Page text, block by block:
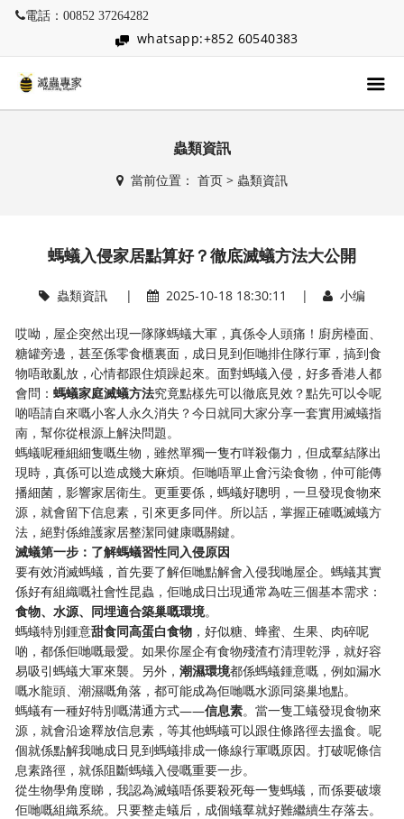
電話：00852 37264282
whatsapp:+852 60540383
蟲類資訊
當前位置： 首页> 蟲類資訊
螞蟻入侵家居點算好？徹底滅蟻方法大公開
蟲類資訊| 2025-10-18 18:30:11 | 小编
哎呦，屋企突然出現一隊隊螞蟻大軍，真係令人頭痛！廚房檯面、
糖罐旁邊，甚至係零食櫃裏面，成日見到佢哋排住隊行軍，搞到食
物唔敢亂放，心情都跟住煩躁起來。面對螞蟻入侵，好多香港人都
會問：​​螞蟻家庭滅蟻方法​​究竟點樣先可以徹底見效？點先可以令呢
啲唔請自來嘅小客人永久消失？今日就同大家分享一套實用滅蟻指
南，幫你從根源上解決問題。
螞蟻呢種細細隻嘅生物，雖然單獨一隻冇咩殺傷力，但成羣結隊出
現時，真係可以造成幾大麻煩。佢哋唔單止會污染食物，仲可能傳
播細菌，影響家居衛生。更重要係，螞蟻好聰明，一旦發現食物來
源，就會留下信息素，引來更多同伴。所以話，掌握正確嘅滅蟻方
法，絕對係維護家居整潔同健康嘅關鍵。
​滅蟻第一步：了解螞蟻習性同入侵原因​
要有效消滅螞蟻，首先要了解佢哋點解會入侵我哋屋企。螞蟻其實
係好有組織嘅社會性昆蟲，佢哋成日岀現通常為咗三個基本需求：​
食物、水源、同埋適合築巢嘅環境​​。
螞蟻特別鍾意​​甜食同高蛋白食物​ ​，好似糖、蜂蜜、生果、肉碎呢
啲，都係佢哋嘅最愛。如果你屋企有食物殘渣冇清理乾淨，就好容
易吸引螞蟻大軍來襲。另外，​​潮濕環境​​都係螞蟻鍾意嘅，例如漏水
嘅水龍頭、潮濕嘅角落，都可能成為佢哋嘅水源同築巢地點。
螞蟻有一種好特別嘅溝通方式——​​信息素​​。當一隻工蟻發現食物來
源，就會沿途釋放信息素，等其他螞蟻可以跟住條路徑去搵食。呢
個就係點解我哋成日見到螞蟻排成一條線行軍嘅原因。打破呢條信
息素路徑，就係阻斷螞蟻入侵嘅重要一步。
從生物學角度睇，我認為滅蟻唔係要殺死每一隻螞蟻，而係要破壞
佢哋嘅組織系統。只要整走蟻后，成個蟻羣就好難繼續生存落去。